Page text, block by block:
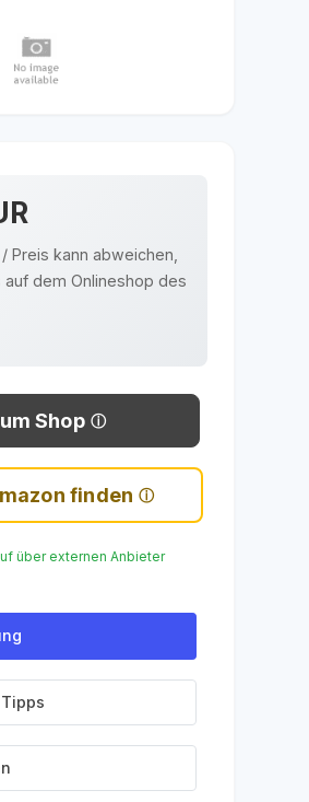
Preis kann abweichen,
dem Onlineshop des
Shop
finden
über externen Anbieter